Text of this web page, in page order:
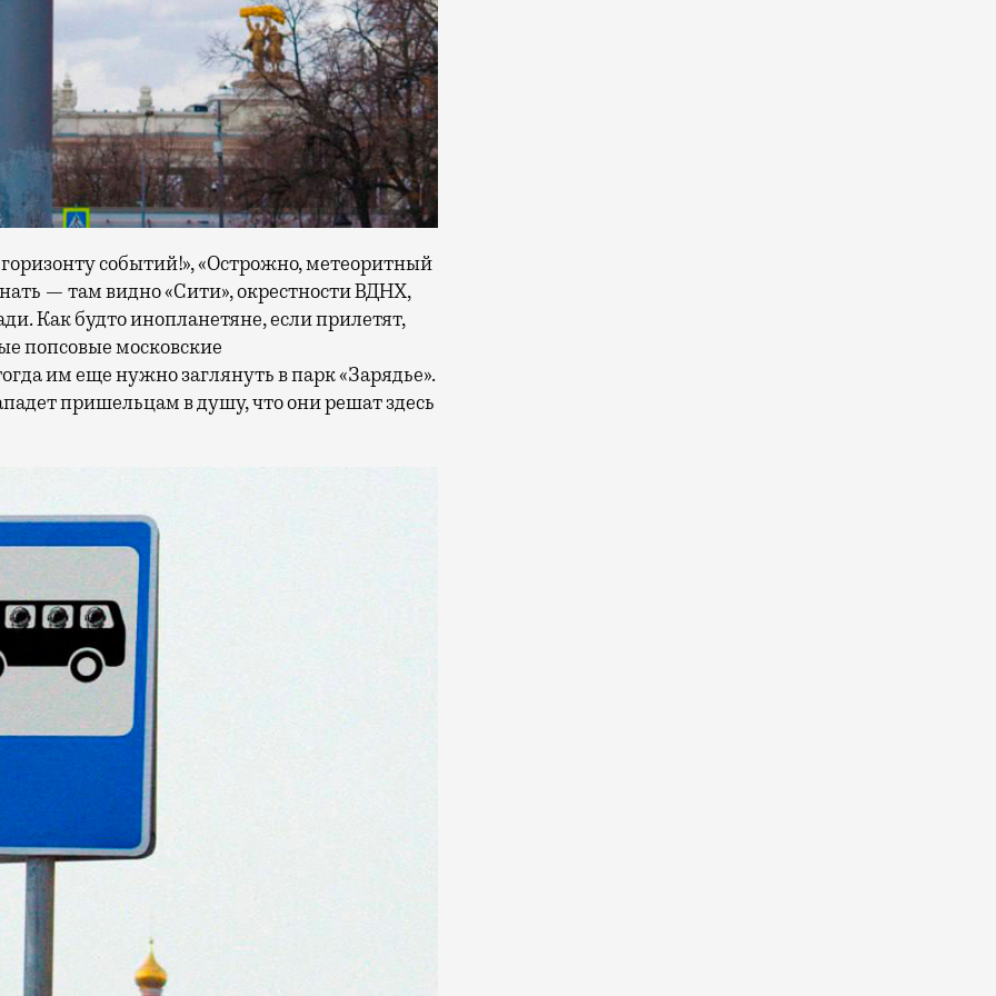
событий!», «Острожно, метеоритный
— там видно «Сити», окрестности ВДНХ,
Как будто инопланетяне, если прилетят,
попсовые московские
им еще нужно заглянуть в парк «Зарядье».
пришельцам в душу, что они решат здесь